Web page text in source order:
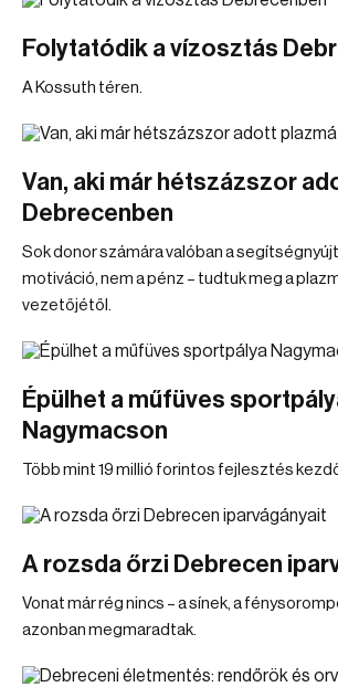
Folytatódik a vízosztás
A Kossuth téren.
Van, aki már hétszázszor
Debrecenben
Sok donor számára valóban a
motiváció, nem a pénz – tudtuk meg a
vezetőjétől.
Épülhet a műfüves
Nagymacson
Több mint 19 millió forintos fejlesztés
A rozsda őrzi Debrecen
Vonat már rég nincs – a sínek, a
azonban megmaradtak.